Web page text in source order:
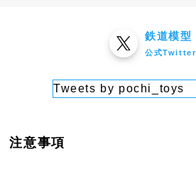
鉄道模型
公式Twitter
Tweets by pochi_toys
注意事項